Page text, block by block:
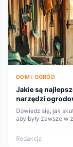
DOM I OGRÓD
Jakie są
narzędzi
Dowiedz się, jak
aby były zawsze w
Redakcja